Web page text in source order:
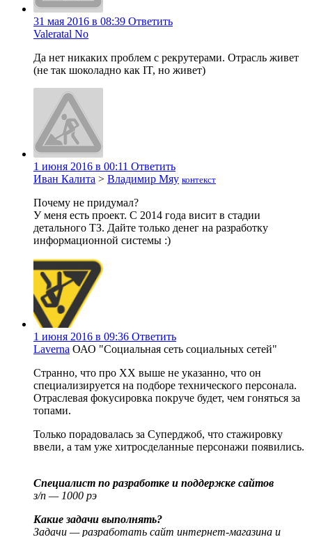
31 мая 2016 в 08:39 Ответить
Valeratal No
Да нет никаких проблем с рекрутерами. Отрасль живет
(не так шоколадно как IT, но живет)
1 июня 2016 в 00:11 Ответить
Иван Калита > Владимир Мяу контекст
Почему не придумал?
У меня есть проект. С 2014 года висит в стадии
детального ТЗ. Дайте только денег на разработку
информационной системы :)
1 июня 2016 в 09:36 Ответить
Laverna ОАО "Социальная сеть социальных сетей"
Странно, что про ХХ выше не указанно, что он
специализируется на подборе технического персонала.
Отраслевая фокусировка покруче будет, чем гоняться за
топами.
Только порадовалась за Суперджоб, что стажировку
ввели, а там уже хитросделанные персонажи появились.
Специалист по разработке и поддержке сайтов
з/п — 1000 рэ
Какие задачи выполнять?
Задачи — разработать сайт интернет-магазина и